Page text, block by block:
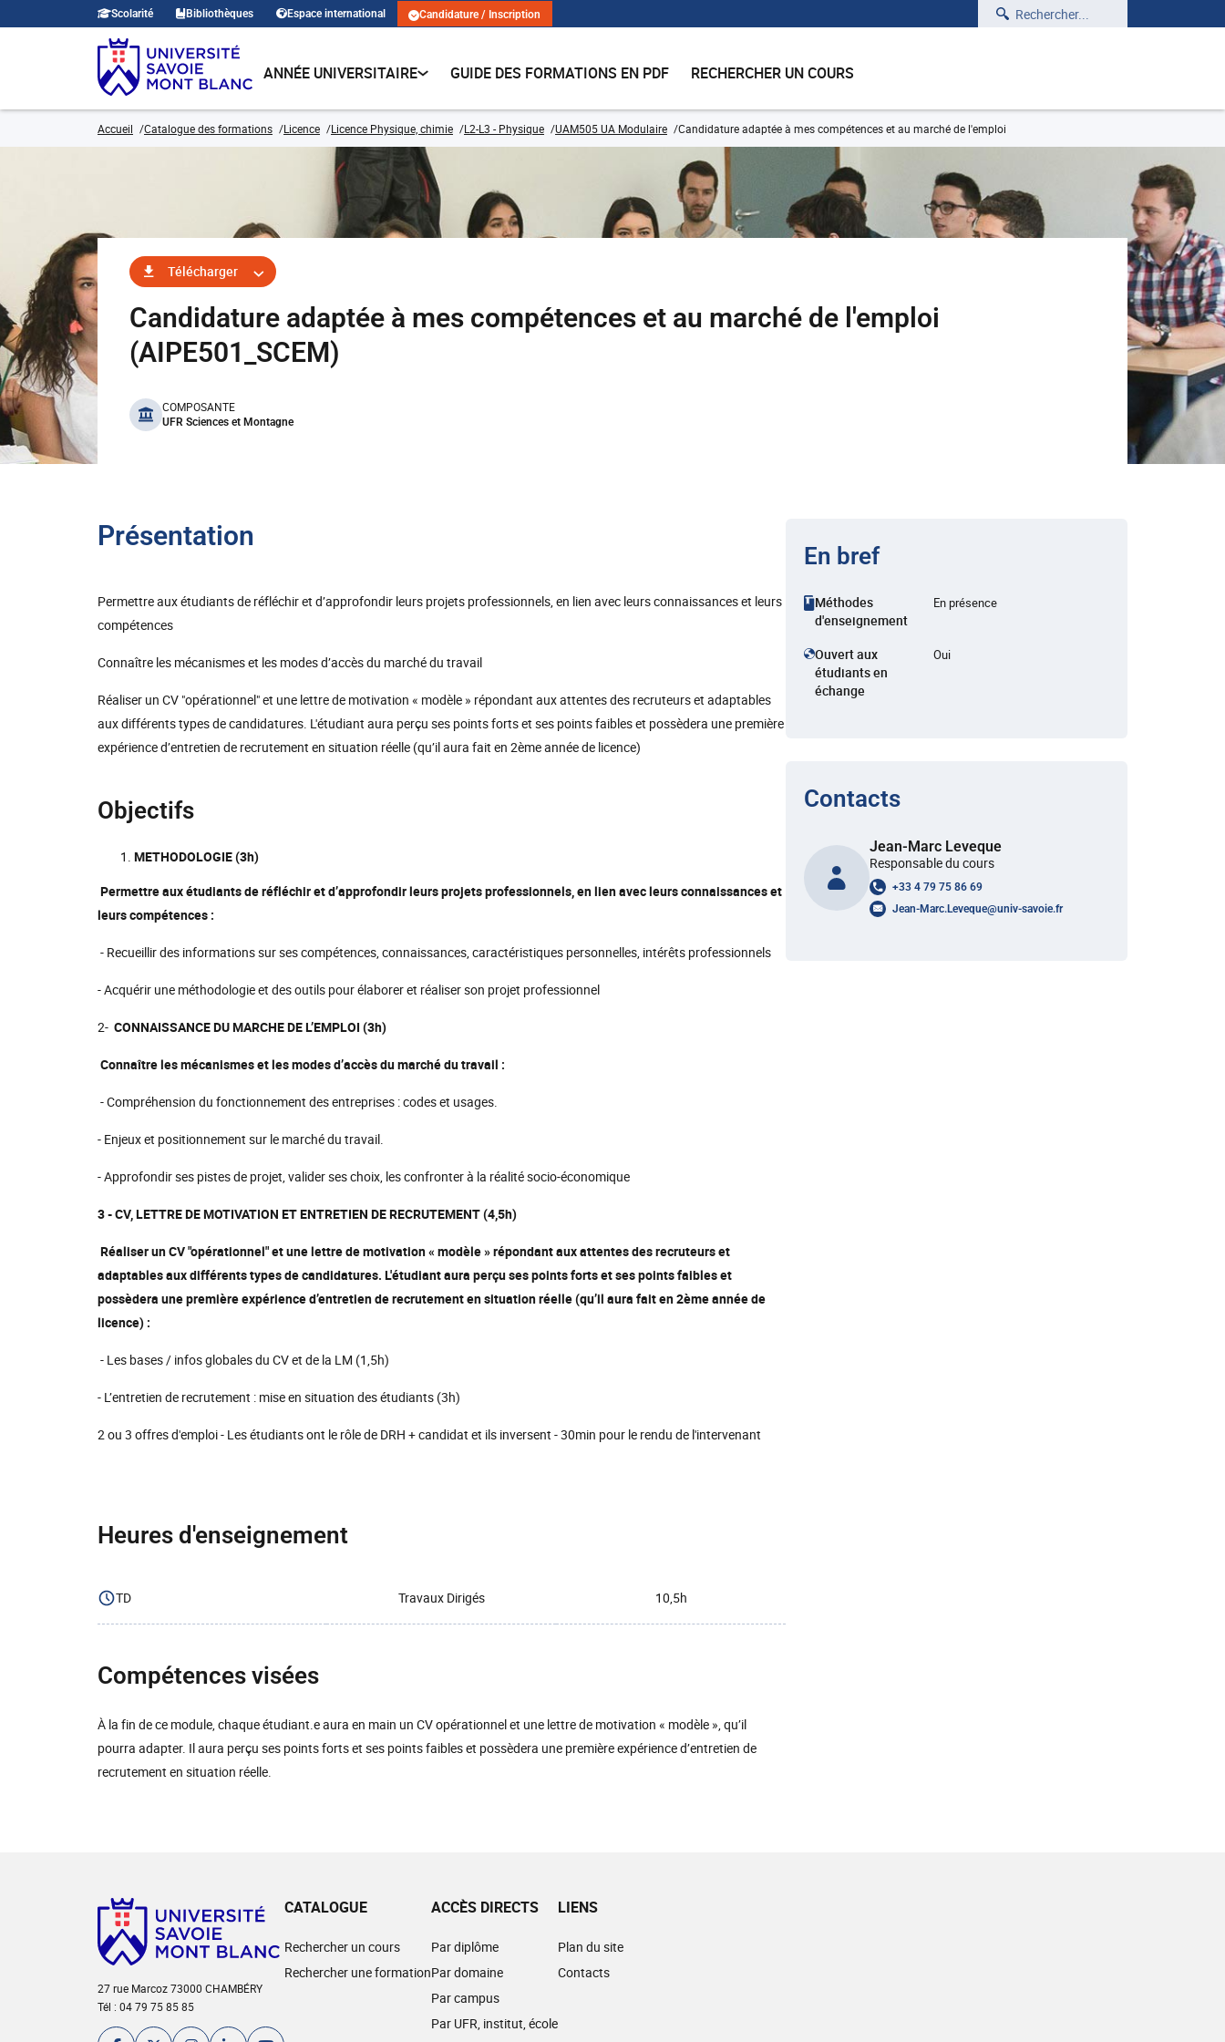
Scolarité Bibliothèques Espace international Candidature / Inscription Rechercher
ANNÉE UNIVERSITAIRE GUIDE DES FORMATIONS EN PDF RECHERCHER UN COURS
Accueil Catalogue des formations Licence Licence Physique, chimie L2-L3 - Physique UAM505 UA Modulaire Candidature adaptée à mes compétences et au marché de l'emploi
Télécharger
Candidature adaptée à mes compétences et au marché de l'emploi
(AIPE501_SCEM)
benefits
COMPOSANTE
UFR Sciences et Montagne
Présentation
Permettre aux étudiants de réfléchir et d’approfondir leurs projets professionnels, en lien avec leurs connaissances et leurs
compétences
Connaître les mécanismes et les modes d’accès du marché du travail
Réaliser un CV "opérationnel" et une lettre de motivation « modèle » répondant aux attentes des recruteurs et adaptables
aux différents types de candidatures. L'étudiant aura perçu ses points forts et ses points faibles et possèdera une première
expérience d’entretien de recrutement en situation réelle (qu’il aura fait en 2ème année de licence)
Objectifs
METHODOLOGIE (3h)
Permettre aux étudiants de réfléchir et d’approfondir leurs projets professionnels, en lien avec leurs connaissances et
leurs compétences :
- Recueillir des informations sur ses compétences, connaissances, caractéristiques personnelles, intérêts professionnels
- Acquérir une méthodologie et des outils pour élaborer et réaliser son projet professionnel
2- CONNAISSANCE DU MARCHE DE L’EMPLOI (3h)
Connaître les mécanismes et les modes d’accès du marché du travail :
- Compréhension du fonctionnement des entreprises : codes et usages.
- Enjeux et positionnement sur le marché du travail.
- Approfondir ses pistes de projet, valider ses choix, les confronter à la réalité socio-économique
3 - CV, LETTRE DE MOTIVATION ET ENTRETIEN DE RECRUTEMENT (4,5h)
Réaliser un CV "opérationnel" et une lettre de motivation « modèle » répondant aux attentes des recruteurs et
adaptables aux différents types de candidatures. L'étudiant aura perçu ses points forts et ses points faibles et
possèdera une première expérience d’entretien de recrutement en situation réelle (qu’il aura fait en 2ème année de
licence) :
- Les bases / infos globales du CV et de la LM (1,5h)
- L’entretien de recrutement : mise en situation des étudiants (3h)
2 ou 3 offres d'emploi - Les étudiants ont le rôle de DRH + candidat et ils inversent - 30min pour le rendu de l'intervenant
Heures d'enseignement
TD Travaux Dirigés 10,5h
Compétences visées
À la fin de ce module, chaque étudiant.e aura en main un CV opérationnel et une lettre de motivation « modèle », qu’il
pourra adapter. Il aura perçu ses points forts et ses points faibles et possèdera une première expérience d’entretien de
recrutement en situation réelle.
En bref
Méthodes
d'enseignement
En présence
Ouvert aux
étudiants en
échange
Oui
Contacts
Jean-Marc Leveque
Responsable du cours
+33 4 79 75 86 69
Jean-Marc.Leveque@univ-savoie.fr
27 rue Marcoz 73000 CHAMBÉRY
Tél : 04 79 75 85 85
CATALOGUE
Rechercher un cours
Rechercher une formation
ACCÈS DIRECTS
Par diplôme
Par domaine
Par campus
Par UFR, institut, école
LIENS
Plan du site
Contacts